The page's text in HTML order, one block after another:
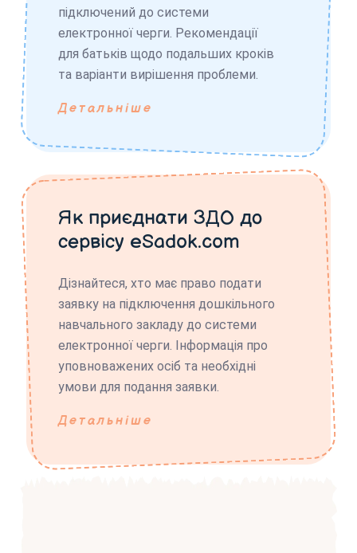
підключений до системи
електронної черги. Рекомендації
для батьків щодо подальших кроків
та варіанти вирішення проблеми.
Детальніше
Як приєднати ЗДО до
сервісу eSadok.com
Дізнайтеся, хто має право подати
заявку на підключення дошкільного
навчального закладу до системи
електронної черги. Інформація про
уповноважених осіб та необхідні
умови для подання заявки.
Детальніше